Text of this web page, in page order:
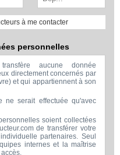
à me contacter
personnelles
transfère aucune donnée
directement concernés par
et qui appartiennent à son
ne serait effectuée qu'avec
soient collectées
de transférer votre
partenaires. Seul
internes et la maîtrise